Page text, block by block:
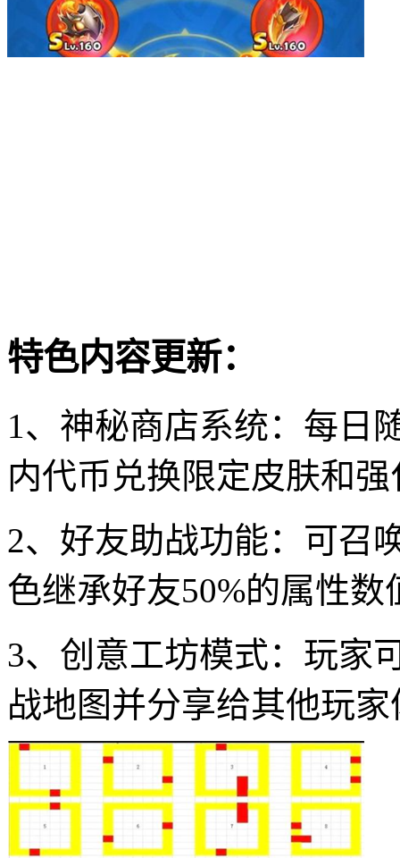
特色内容更新：
1、神秘商店系统：每日
内代币兑换限定皮肤和
2、好友助战功能：可召
色继承好友50%的属性数
3、创意工坊模式：玩家
战地图并分享给其他玩